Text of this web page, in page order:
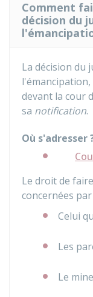
Comment
décision du
La décision du
devant la cour
sa notification.
Où s'adresser
Le droit de
concernées
Celui
Les
Le